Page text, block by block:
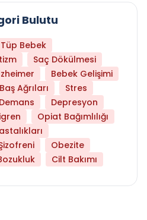
Bulutu
Tüp Bebek
Saç Dökülmesi
Bebek Gelişimi
Baş Ağrıları
Stres
Demans
Depresyon
Opiat Bağımlılığı
Obezite
Cilt Bakımı